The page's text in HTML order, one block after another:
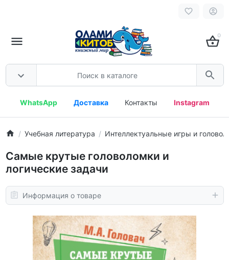
0
WhatsApp Доставка Контакты Instagram
Учебная литература Интеллектуальные игры и
Самые крутые головоломки и
логические задачи
Информация о товаре